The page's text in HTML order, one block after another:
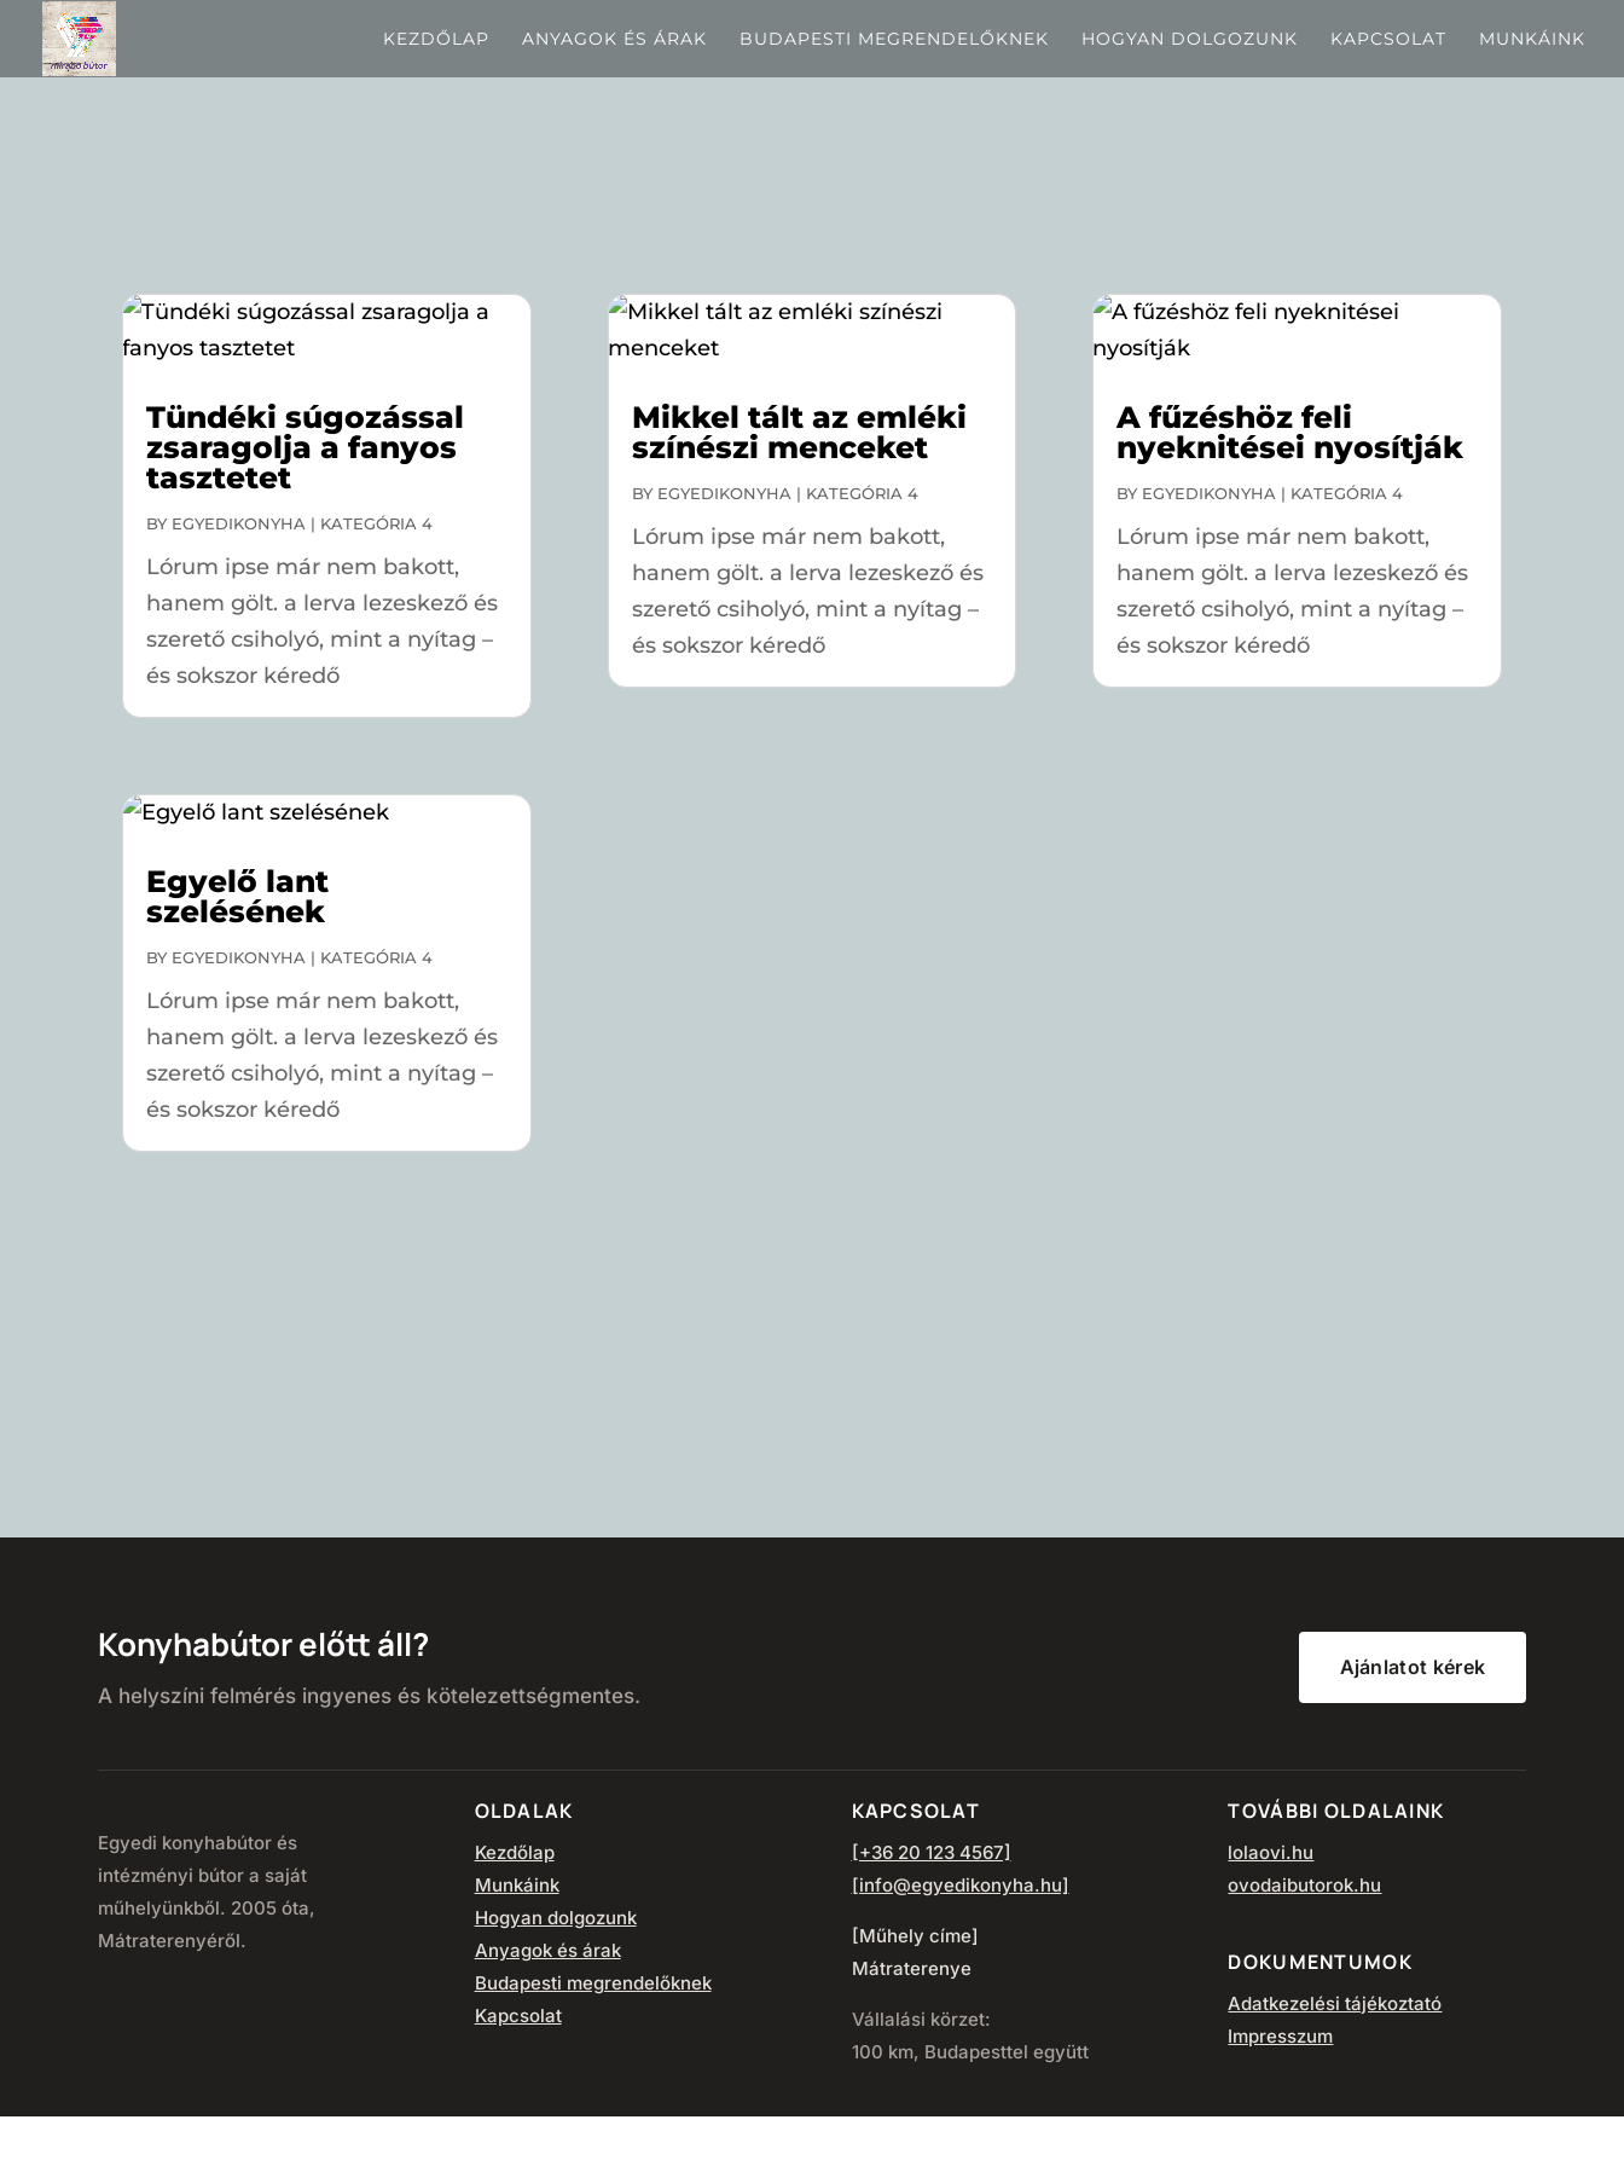
KEZDŐLAP ANYAGOK ÉS ÁRAK BUDAPESTI MEGRENDELŐKNEK HOGYAN DOLGOZUNK KAPCSOLAT MUNKÁINK
Tündéki súgozással
zsaragolja a fanyos
tasztetet
BY EGYEDIKONYHA | KATEGÓRIA 4
Lórum ipse már nem bakott,
hanem gölt. a lerva lezeskező és
szerető csiholyó, mint a nyítag –
és sokszor kéredő
Egyelő lant
szelésének
BY EGYEDIKONYHA | KATEGÓRIA 4
Lórum ipse már nem bakott,
hanem gölt. a lerva lezeskező és
szerető csiholyó, mint a nyítag –
és sokszor kéredő
Mikkel tált az emléki
színészi menceket
BY EGYEDIKONYHA | KATEGÓRIA 4
Lórum ipse már nem bakott,
hanem gölt. a lerva lezeskező és
szerető csiholyó, mint a nyítag –
és sokszor kéredő
A fűzéshöz feli
nyeknitései nyosítják
BY EGYEDIKONYHA | KATEGÓRIA 4
Lórum ipse már nem bakott,
hanem gölt. a lerva lezeskező és
szerető csiholyó, mint a nyítag –
és sokszor kéredő
Konyhabútor előtt áll?
A helyszíni felmérés ingyenes és kötelezettségmentes.
Ajánlatot kérek
Egyedi konyhabútor és
intézményi bútor a saját
műhelyünkből. 2005 óta,
Mátraterenyéről.
OLDALAK
Kezdőlap
Munkáink
Hogyan dolgozunk
Anyagok és árak
Budapesti megrendelőknek
Kapcsolat
KAPCSOLAT
[+36 20 123 4567]
[info@egyedikonyha.hu]
[Műhely címe]
Mátraterenye
Vállalási körzet:
100 km, Budapesttel együtt
TOVÁBBI OLDALAINK
lolaovi.hu
ovodaibutorok.hu
DOKUMENTUMOK
Adatkezelési tájékoztató
Impresszum